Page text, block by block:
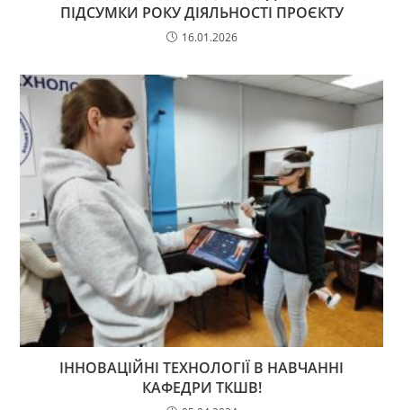
ПІДСУМКИ РОКУ ДІЯЛЬНОСТІ ПРОЄКТУ
16.01.2026
ІННОВАЦІЙНІ ТЕХНОЛОГІЇ В НАВЧАННІ
КАФЕДРИ ТКШВ!